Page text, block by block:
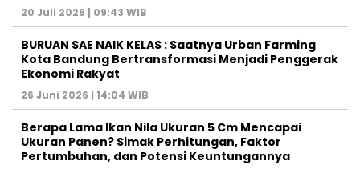
20 Juli 2026 | 09:43 WIB
BURUAN SAE NAIK KELAS : Saatnya Urban Farming
Kota Bandung Bertransformasi Menjadi Penggerak
Ekonomi Rakyat
26 Juni 2026 | 14:04 WIB
Berapa Lama Ikan Nila Ukuran 5 Cm Mencapai
Ukuran Panen? Simak Perhitungan, Faktor
Pertumbuhan, dan Potensi Keuntungannya